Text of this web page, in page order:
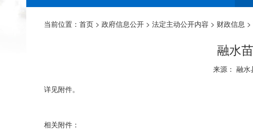
当前位置： 首页 > 政府信息公开 > 法定主动公开内容 > 财政信息 >
融水
来源： 融
详见附件。
相关附件：